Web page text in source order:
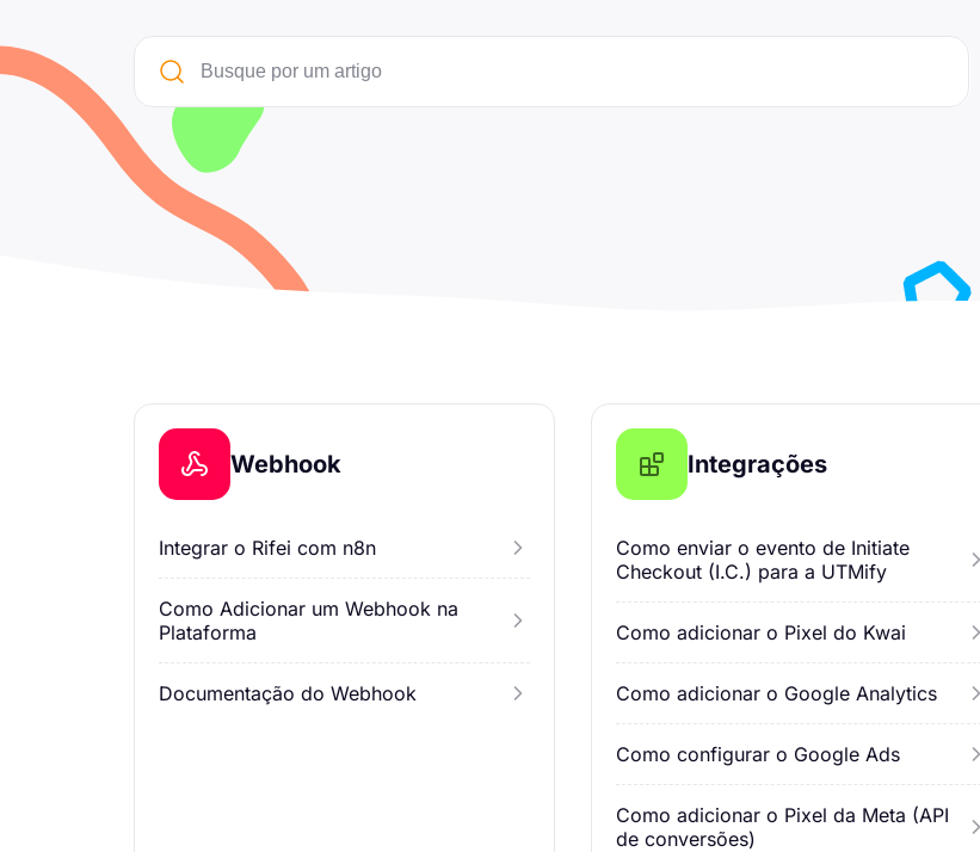
Webhook
Integrar o Rifei com n8n
Como Adicionar um Webhook na
Plataforma
Documentação do Webhook
Integrações
Como enviar o evento de Initiate
Checkout (I.C.) para a UTMify
Como adicionar o Pixel do Kwai
Como adicionar o Google Analytics
Como configurar o Google Ads
Como adicionar o Pixel da Meta (API
de conversões)